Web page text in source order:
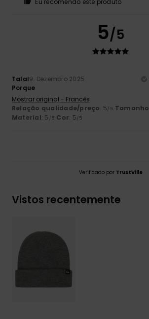
5/5
Talal9. Dezembro 2025
Porque
Mostrar original - Francês
Relação qualidade/preço: 5/5 Tamanho
Material: 5 /5 Cor: 5/5
Verificado por TrustVille
Vistos recentemente